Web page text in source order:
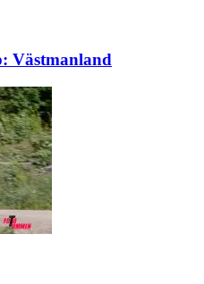
Västmanland